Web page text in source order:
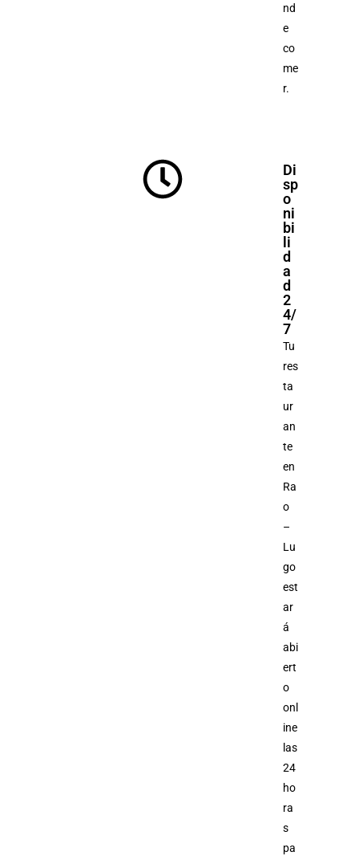
nd
e
co
me
r.
Di
sp
o
ni
bi
li
d
a
d
2
4/
7
Tu
res
ta
ur
an
te
en
Ra
o
–
Lu
go
est
ar
á
abi
ert
o
onl
ine
las
24
ho
ra
s
pa